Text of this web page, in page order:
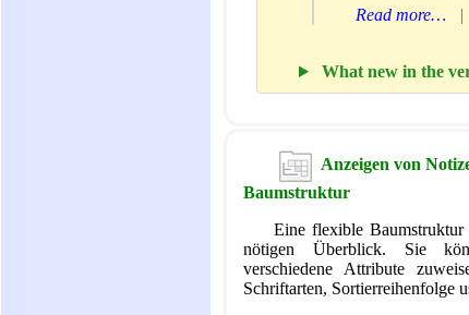
Read more…
|
What new in the
Anzeigen von
Baumstruktur
Eine flexible
nötigen Überblick. Sie
verschiedene Attribute
Schriftarten, Sortierreihenfolge